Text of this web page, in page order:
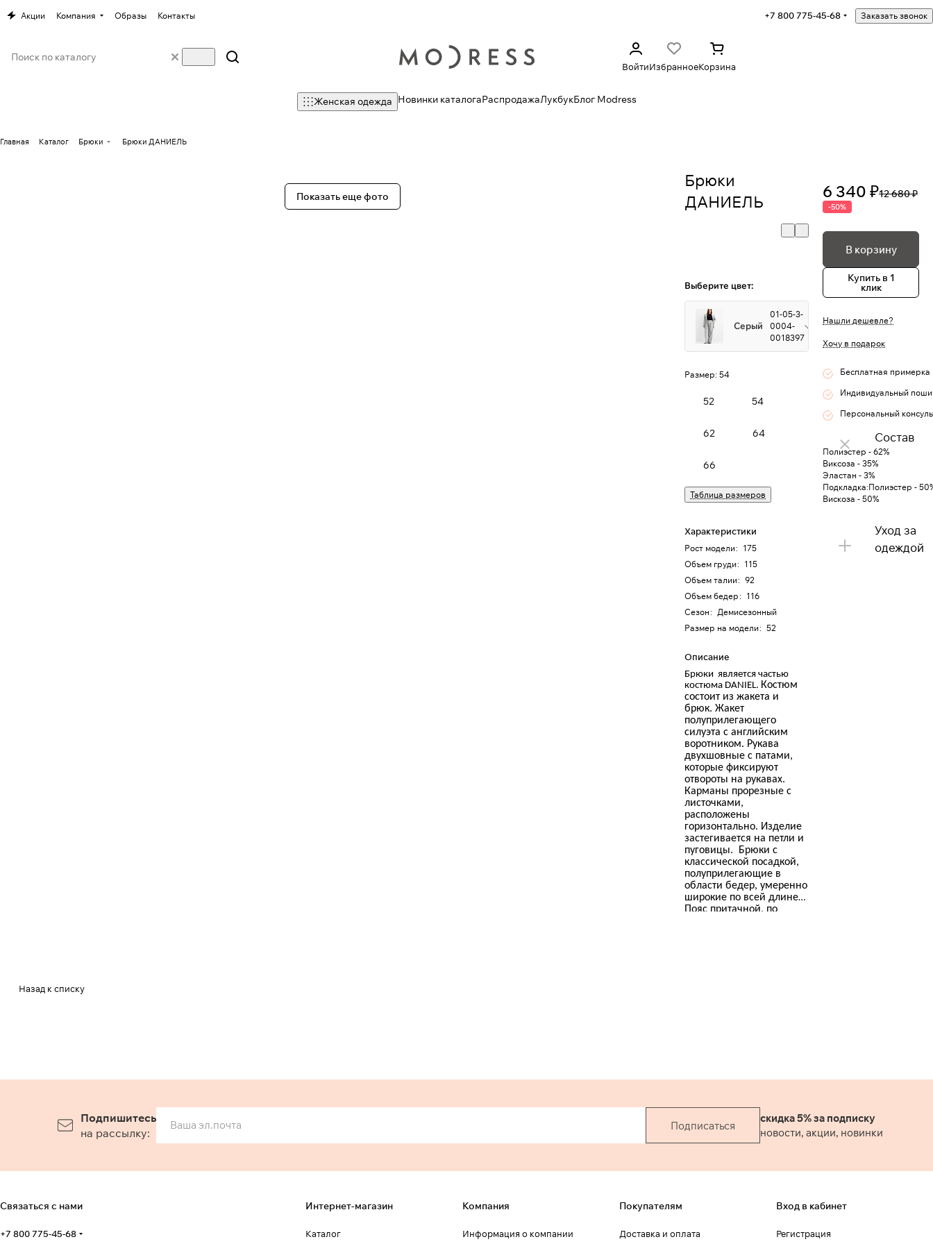
Акции Компания Образы Контакты +7 800 775-45-68 Заказать звонок
ВойтиИзбранноеКорзина
Женская одежда Новинки каталогаРаспродажаЛукбукБлог Modress
Главная Каталог Брюки Брюки ДАНИЕЛЬ
Показать еще фото
Брюки
ДАНИЕЛЬ
Выберите цвет:
Серый
01-05-3-
0004-
0018397
Размер: 54
52 54
62 64
66
Таблица размеров
Характеристики
Рост модели: 175
Объем груди: 115
Объем талии: 92
Объем бедер: 116
Сезон: Демисезонный
Размер на модели: 52
Описание
Брюки является частью
костюма DANIEL. Костюм
состоит из жакета и
брюк. Жакет
полуприлегающего
силуэта с английским
воротником. Рукава
двухшовные с патами,
которые фиксируют
отвороты на рукавах.
Карманы прорезные с
листочками,
расположены
горизонтально. Изделие
застегивается на петли и
пуговицы. Брюки с
классической посадкой,
полуприлегающие в
области бедер, умеренно
широкие по всей длине.
Пояс притачной, по
6 340 ₽12 680 ₽
-50%
В корзину
Купить в 1
клик
Нашли дешевле?
Хочу в подарок
Бесплатная примерка
Индивидуальный
Персональный
Состав
Полиэстер - 62%
Виксоза - 35%
Эластан - 3%
Подкладка:Полиэстер -
Вискоза - 50%
Уход за
одеждой
Назад к списку
Подпишитесь
на рассылку:
Подписаться
скидка 5% за подписку
новости, акции, новинки
Связаться с нами
+7 800 775-45-68
Интернет-магазин
Каталог
Компания
Информация о компании
Покупателям
Доставка и оплата
Вход в кабинет
Регистрация